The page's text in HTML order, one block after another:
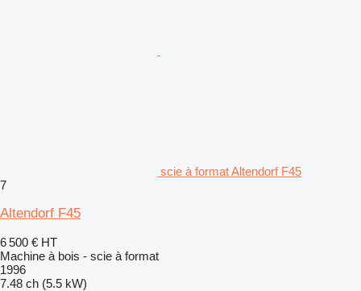
scie à format Altendorf F45
7
Altendorf F45
6 500 € HT
Machine à bois - scie à format
1996
7.48 ch (5.5 kW)